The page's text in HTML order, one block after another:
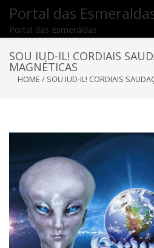
Portal das
Portal das Esmeraldas
SOU IUD-IL! CORDIAIS
MAGNÉTICAS
HOME / SOU IUD-IL! CORDIAIS